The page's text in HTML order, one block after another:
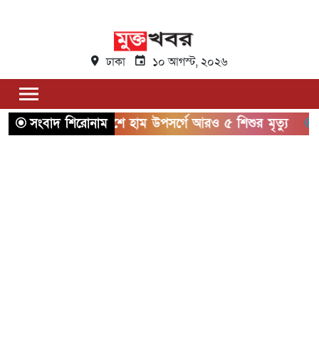
ঢাকা ১০ আগস্ট, ২০২৬
সংবাদ শিরোনাম
দেশে হাম উপসর্গে আরও ৫ শিশুর মৃত্যু হবিগঞ্জে বাস-